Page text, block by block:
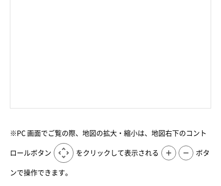
※PC 画面でご覧の際、地図の拡大・縮小は、地図右下のコント
ロールボタン をクリックして表示される ＋ － ボタ
ンで操作できます。